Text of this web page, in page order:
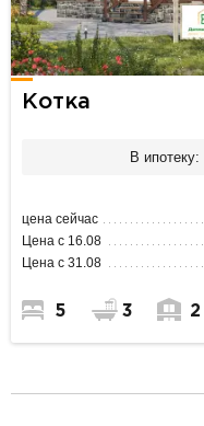
Котка
В ипотеку:
цена сейчас
Цена с 16.08
Цена с 31.08
5 3 2